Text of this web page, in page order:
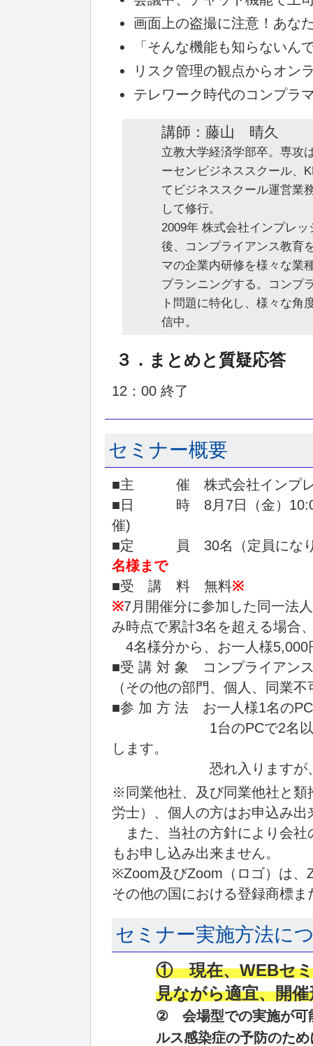
画面上の盗撮に注意！あな
「そんな機能も知らないん
リスク管理の観点からオン
テレワーク時代のコンプラ
講師：藤山 晴久
立教大学経済学部卒。専攻
ーセンビジネススクール、
てビジネススクール運営業
して修行。
2009年 株式会社インプレ
後、コンプライアンス教育
マの企業内研修を様々な業
プランニングする。コンプ
ト問題に特化し、様々な角
信中。
３．まとめと質疑応答
12：00 終了
セミナー概要
■主 催 株式会社インプレ
■日 時 8月7日（金）10:00
催)
■定 員 30名（定員になり次
名様まで
■受 講 料 無料※
※7月開催分に参加した同一法
み時点で累計3名を超える場合
4名様分から、お一人様5,000
■受 講 対 象 コンプライアン
（その他の部門、個人、同業不
■参 加 方 法 お一人様1名の
1台のPCで2名以上が参
します。
恐れ入りますが、分か
※同業他社、及び同業他社と類
労士）、個人の方はお申込み出
また、当社の方針により会社
もお申し込み出来ません。
※Zoom及びZoom（ロゴ）は、
その他の国における登録商標ま
セミナー実施方法に
① 現在、WEBセミ
見ながら適宜、開
② 会場型での実施が可
ルス感染症の予防のた